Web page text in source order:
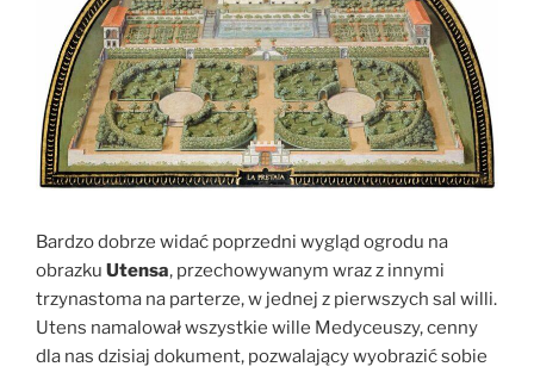
Bardzo dobrze widać poprzedni wygląd ogrodu na
obrazku Utensa, przechowywanym wraz z innymi
trzynastoma na parterze, w jednej z pierwszych sal willi.
Utens namalował wszystkie wille Medyceuszy, cenny
dla nas dzisiaj dokument, pozwalający wyobrazić sobie